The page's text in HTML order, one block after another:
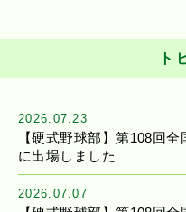
ト
2026.07.23
【硬式野球部】第108回
に出場しました
2026.07.07